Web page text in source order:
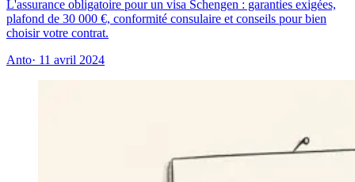
L'assurance obligatoire pour un visa Schengen : garanties exigées,
plafond de 30 000 €, conformité consulaire et conseils pour bien
choisir votre contrat.
Anto· 11 avril 2024